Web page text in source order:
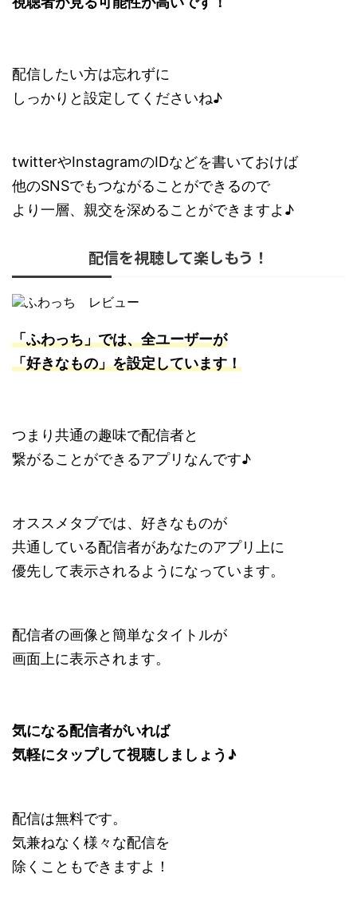
配信したい方は忘れずに
しっかりと設定してくださいね♪
twitterやInstagramのIDなどを書いておけば
他のSNSでもつながることができるので
より一層、親交を深めることができますよ♪
配信を視聴して楽しもう！
「ふわっち」では、全ユーザーが
「好きなもの」を設定しています！
つまり共通の趣味で配信者と
繋がることができるアプリなんです♪
オススメタブでは、好きなものが
共通している配信者があなたのアプリ上に
優先して表示されるようになっています。
配信者の画像と簡単なタイトルが
画面上に表示されます。
気になる配信者がいれば
気軽にタップして視聴しましょう♪
配信は無料です。
気兼ねなく様々な配信を
除くこともできますよ！